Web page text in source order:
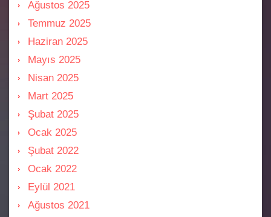
Ağustos 2025
Temmuz 2025
Haziran 2025
Mayıs 2025
Nisan 2025
Mart 2025
Şubat 2025
Ocak 2025
Şubat 2022
Ocak 2022
Eylül 2021
Ağustos 2021